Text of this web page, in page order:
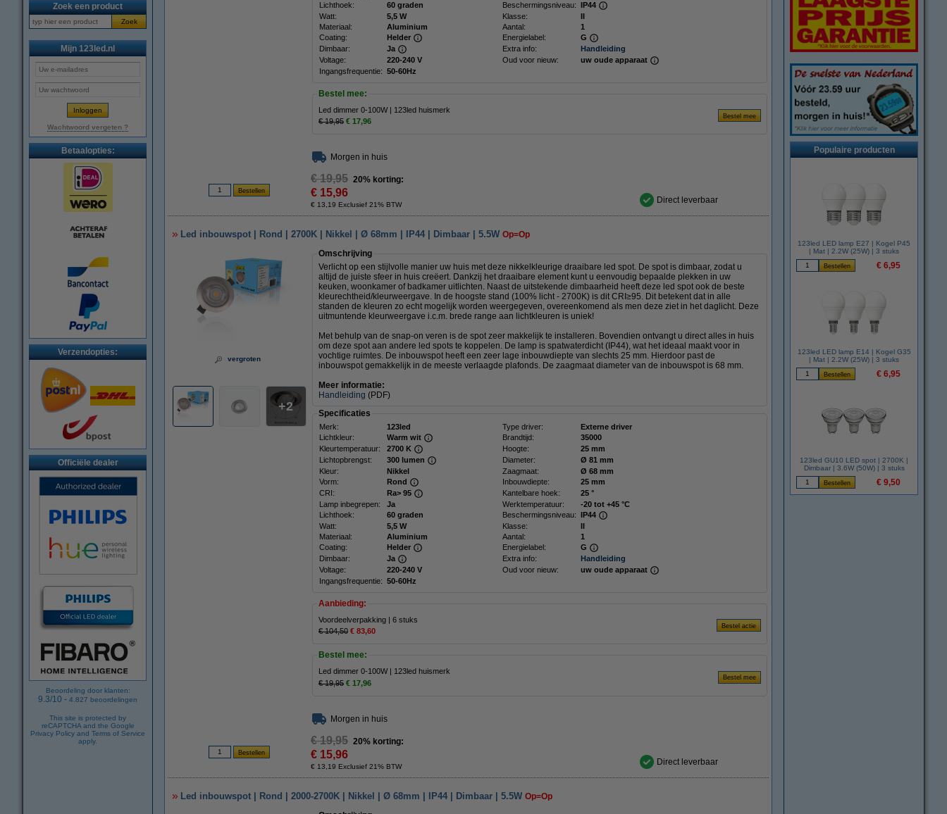
Zoek een product
Zoek
Mijn 123led.nl
Wachtwoord vergeten ?
Betaalopties:
Verzendopties:
Officiële dealer
Beoordeling door klanten:
9.3/10 - 4.827 beoordelingen
This site is protected by
reCAPTCHA and the Google
Privacy Policy and Terms of Service
apply.
Lichthoek:
60 graden Beschermingsniveau: IP44
Watt:
5,5 W Klasse:
II
Materiaal:
Aluminium Aantal:
1
Coating:
Helder Energielabel:
G
Dimbaar:
Ja Extra info:
Handleiding
Voltage:
220-240 V Oud voor nieuw:
uw oude apparaat
Ingangsfrequentie: 50-60Hz
Bestel mee:
Led dimmer 0-100W | 123led huismerk
€ 19,95 € 17,96
Morgen in huis
€ 19,95 20% korting:
€ 15,96
€ 13,19 Exclusief 21% BTW Direct leverbaar
Led inbouwspot | Rond | 2700K | Nikkel | Ø 68mm | IP44 | Dimbaar | 5.5W Op=Op
vergroten
2
Omschrijving
Verlicht op een stijlvolle manier uw huis met deze nikkelkleurige draaibare led spot. De spot is dimbaar, zodat u
altijd de juiste sfeer in huis creëert. Dankzij het draaibare element kunt u eenvoudig bepaalde plekken in uw
keuken, woonkamer of badkamer uitlichten. Naast de uitstekende dimbaarheid heeft deze led spot ook de beste
kleurechtheid/kleurweergave. In de hoogste stand (100% licht - 2700K) is dit CRI≥95. Dit betekent dat in alle
standen de kleuren zo echt mogelijk worden weergegeven, overeenkomend als men deze ziet in het daglicht. Deze
uitmuntende kleurweergave i.c.m. brede range aan lichtkleuren is uniek!
Met behulp van de snap-on veren is de spot zeer makkelijk te installeren. Bovendien ontvangt u direct alles in huis
om deze spot aan andere led spots te koppelen. De lamp is spatwaterdicht (IP44), wat het ideaal maakt voor in
vochtige ruimtes. De inbouwspot heeft een zeer lage inbouwdiepte van slechts 25 mm. Hierdoor past de
inbouwspot gemakkelijk in de meeste verlaagde plafonds. De zaagmaat diameter van de inbouwspot is 68 mm.
Meer informatie:
Handleiding (PDF)
Specificaties
Merk: 123led Type driver:
Externe driver
Lichtkleur:
Warm wit Brandtijd:
35000
Kleurtemperatuur:
2700 K Hoogte:
25 mm
Lichtopbrengst:
300 lumen Diameter:
Ø 81 mm
Kleur:
Nikkel Zaagmaat:
Ø 68 mm
Vorm:
Rond Inbouwdiepte:
25 mm
CRI:
Ra> 95 Kantelbare hoek:
25 °
Lamp inbegrepen:
Ja Werktemperatuur:
-20 tot +45 °C
Lichthoek:
60 graden Beschermingsniveau: IP44
Watt:
5,5 W Klasse:
II
Materiaal:
Aluminium Aantal:
1
Coating:
Helder Energielabel:
G
Dimbaar:
Ja Extra info:
Handleiding
Voltage:
220-240 V Oud voor nieuw:
uw oude apparaat
Ingangsfrequentie: 50-60Hz
Aanbieding:
Voordeelverpakking | 6 stuks
€ 104,50 € 83,60
Bestel mee:
Led dimmer 0-100W | 123led huismerk
€ 19,95 € 17,96
Morgen in huis
€ 19,95 20% korting:
€ 15,96
€ 13,19 Exclusief 21% BTW Direct leverbaar
Led inbouwspot | Rond | 2000-2700K | Nikkel | Ø 68mm | IP44 | Dimbaar | 5.5W Op=Op
Populaire producten
123led LED lamp E27 | Kogel P45
| Mat | 2.2W (25W) | 3 stuks
€ 6,95
123led LED lamp E14 | Kogel G35
| Mat | 2.2W (25W) | 3 stuks
€ 6,95
123led GU10 LED spot | 2700K |
Dimbaar | 3.6W (50W) | 3 stuks
€ 9,50